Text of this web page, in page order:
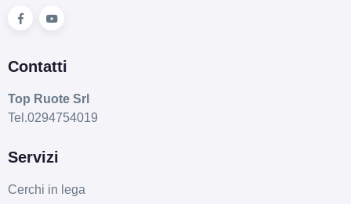
ET45 5x112
FONDMETAL 9rr Glossy
Gold 5 fori 17" 7.5X17
Foro centrale: 75mm
Contatti
Top Ruote Srl
Tel.0294754019
Servizi
Cerchi in lega